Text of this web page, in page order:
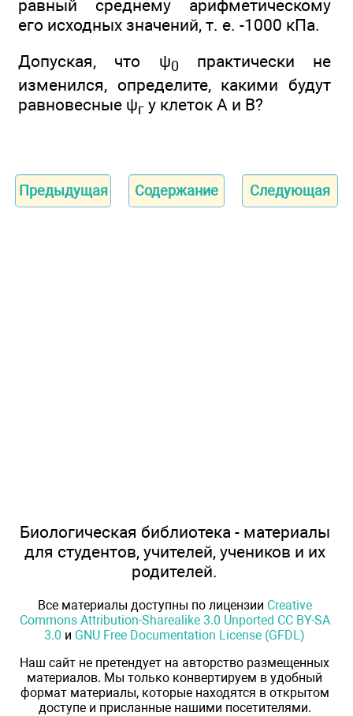
равный среднему арифметическому
его исходных значений, т. е. -1000 кПа.
Допуская, что ψ0практически не
изменился, определите, какими будут
равновесные ψг у клеток А и В?
Предыдущая Содержание Следующая
Биологическая библиотека - материалы
для студентов, учителей, учеников и их
родителей.
Все материалы доступны по лицензии Creative
Commons Attribution-Sharealike 3.0 Unported CC BY-SA
3.0 и GNU Free Documentation License (GFDL)
Наш сайт не претендует на авторство размещенных
материалов. Мы только конвертируем в удобный
формат материалы, которые находятся в открытом
доступе и присланные нашими посетителями.